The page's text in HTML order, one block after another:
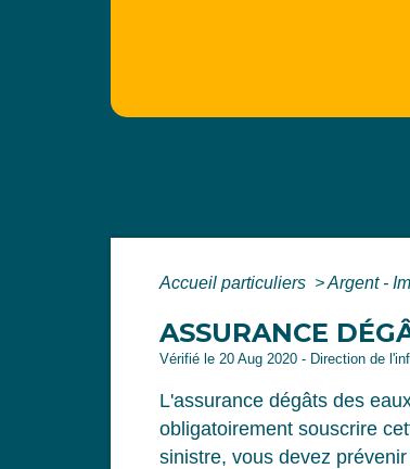
Accueil particuliers >Argent -
ASSURANCE
Vérifié le 20 Aug 2020 - Direction de
L'assurance dégâts des
obligatoirement souscrire
sinistre, vous devez